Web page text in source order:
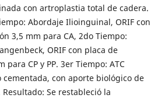
con artroplastia total de cadera.
Abordaje Ilioinguinal, ORIF con
3,5 mm para CA, 2do Tiempo:
ORIF con placa de
para CP y PP. 3er Tiempo: ATC
con aporte biológico de
Se restableció la